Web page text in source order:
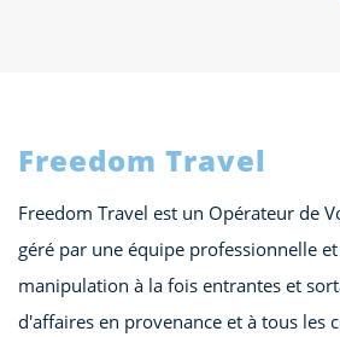
Freedom Travel
Freedom Travel est un Opérateur de
géré par une équipe professionnelle
manipulation à la fois entrantes et
d'affaires en provenance et à tous les